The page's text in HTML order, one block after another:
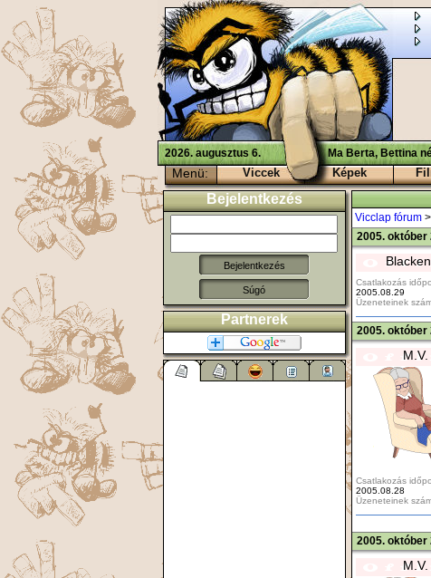
2026. augusztus 6. Ma Berta, Bettina
Menü: Viccek Képek
Bejelentkezés
Súgó
Partnerek
Vicclap fórum
2005. október
Csatlakozás
2005.08.29
Üzeneteinek
2005. október
M.V.
Csatlakozás
2005.08.28
Üzeneteinek
2005. október
M.V.